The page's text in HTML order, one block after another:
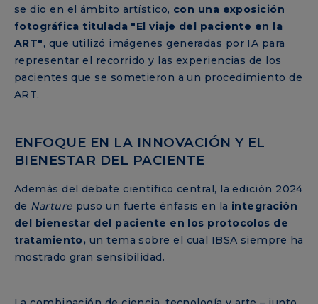
se dio en el ámbito artístico, con una exposición
fotográfica titulada "El viaje del paciente en la
ART", que utilizó imágenes generadas por IA para
representar el recorrido y las experiencias de los
pacientes que se sometieron a un procedimiento de
ART.
ENFOQUE EN LA INNOVACIÓN Y EL
BIENESTAR DEL PACIENTE
Además del debate científico central, la edición 2024
de Narture puso un fuerte énfasis en la integración
del bienestar del paciente en los protocolos de
tratamiento, un tema sobre el cual IBSA siempre ha
mostrado gran sensibilidad.